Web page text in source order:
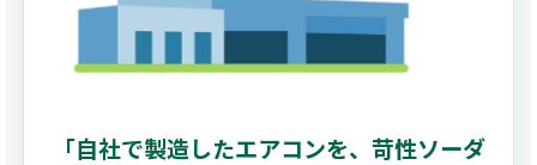
「自社で製造したエアコンを、苛性ソーダ